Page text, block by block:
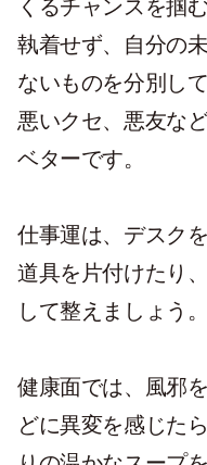
くるチャンスを掴
執着せず、自分の
ないものを分別し
悪いクセ、悪友な
ベターです。
仕事運は、デスク
道具を片付けたり
して整えましょう。
健康面では、風邪
どに異変を感じた